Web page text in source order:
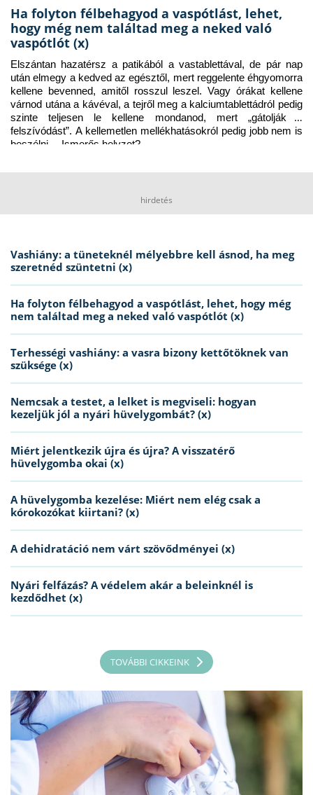
Ha folyton félbehagyod a vaspótlást, lehet,
hogy még nem találtad meg a neked való
vaspótlót (x)
Elszántan hazatérsz a patikából a vastablettával, de pár nap
után elmegy a kedved az egésztől, mert reggelente éhgyomorra
kellene bevenned, amitől rosszul leszel. Vagy órákat kellene
várnod utána a kávéval, a tejről meg a kalciumtablettádról pedig
szinte teljesen le kellene mondanod, mert „gátolják a
felszívódást”. A kellemetlen mellékhatásokról pedig jobb nem is
beszélni… Ismerős helyzet?
hirdetés
Vashiány: a tüneteknél mélyebbre kell ásnod, ha meg
szeretnéd szüntetni (x)
Ha folyton félbehagyod a vaspótlást, lehet, hogy még
nem találtad meg a neked való vaspótlót (x)
Terhességi vashiány: a vasra bizony kettőtöknek van
szüksége (x)
Nemcsak a testet, a lelket is megviseli: hogyan
kezeljük jól a nyári hüvelygombát? (x)
Miért jelentkezik újra és újra? A visszatérő
hüvelygomba okai (x)
A hüvelygomba kezelése: Miért nem elég csak a
kórokozókat kiirtani? (x)
A dehidratáció nem várt szövődményei (x)
Nyári felfázás? A védelem akár a beleinknél is
kezdődhet (x)
TOVÁBBI CIKKEINK